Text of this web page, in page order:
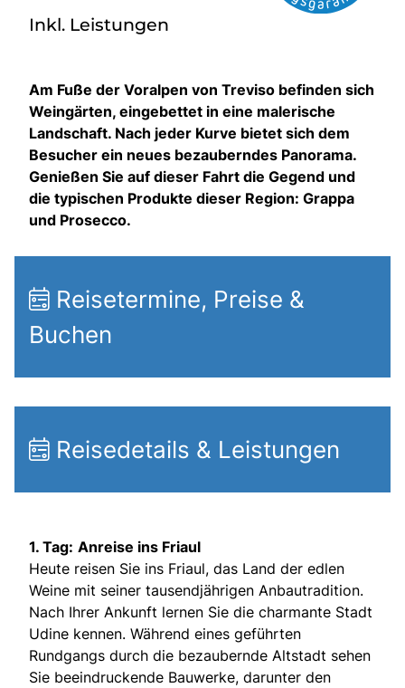
Inkl. Leistungen
Am Fuße der Voralpen von Treviso befinden sich
Weingärten, eingebettet in eine malerische
Landschaft. Nach jeder Kurve bietet sich dem
Besucher ein neues bezauberndes Panorama.
Genießen Sie auf dieser Fahrt die Gegend und
die typischen Produkte dieser Region: Grappa
und Prosecco.
Reisetermine, Preise &
Buchen
Reisedetails & Leistungen
1. Tag: Anreise ins Friaul
Heute reisen Sie ins Friaul, das Land der edlen
Weine mit seiner tausendjährigen Anbautradition.
Nach Ihrer Ankunft lernen Sie die charmante Stadt
Udine kennen. Während eines geführten
Rundgangs durch die bezaubernde Altstadt sehen
Sie beeindruckende Bauwerke, darunter den